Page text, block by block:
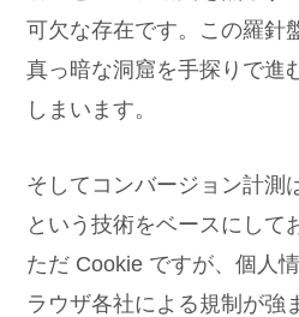
可欠な存在です。この羅針
真っ暗な洞窟を手探りで進
しまいます。
そしてコンバージョン計測
という技術をベースにして
ただ Cookie ですが、個人
ラウザ各社による規制が強